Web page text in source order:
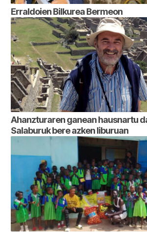
Erraldoien Bilkurea Bermeon
Ahanzturaren ganean hausnartu
Salaburuk bere azken liburuan